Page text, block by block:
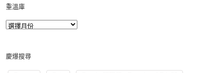
重溫庫
慶爆搜尋